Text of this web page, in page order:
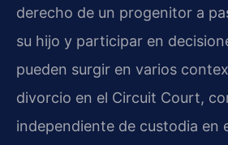
derecho de un progenitor a
su hijo y participar en
pueden surgir en varios
divorcio en el Circuit Court,
independiente de custodia en